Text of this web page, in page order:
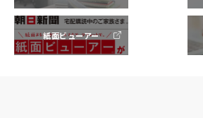
紙面ビューアー